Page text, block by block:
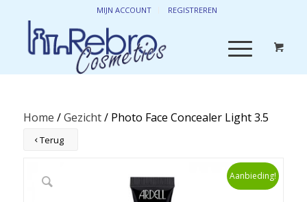
MIJN ACCOUNT REGISTREREN
Home /Gezicht/ Photo Face Concealer Light 3.5
Terug
Aanbieding!